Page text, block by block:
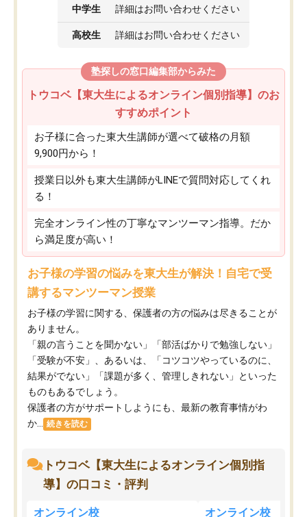
中学生 詳細はお問い合わせください
高校生 詳細はお問い合わせください
塾探しの窓口編集部からみた
トウコベ【東大生によるオンライン個別指導】のお
すすめポイント
お子様に合った東大生講師が選べて破格の月額
9,900円から！
授業日以外も東大生講師がLINEで質問対応してくれ
る！
完全オンライン性の丁寧なマンツーマン指導。だか
ら満足度が高い！
お子様の学習の悩みを東大生が解決！自宅で受
講するマンツーマン授業
お子様の学習に関する、保護者の方の悩みは尽きることが
ありません。
「親の言うことを聞かない」「部活ばかりで勉強しない」
「受験が不安」、あるいは、「コツコツやっているのに、
結果がでない」「課題が多く、管理しきれない」といった
ものもあるでしょう。
保護者の方がサポートしようにも、最新の教育事情がわ
か...
続きを読む
トウコベ【東大生によるオンライン個別指
導】の口コミ・評判
オンライン校 オンライン校